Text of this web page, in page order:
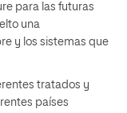
para las futuras
una
y los sistemas que
tratados y
países